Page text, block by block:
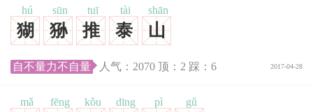
猢
hú
狲
sūn
推
tuī
泰
tài
山
shān
2017-04-28
自不量力不自量 人气： 2070 顶： 2 踩： 6
mǎ fēng kǒu dīng pì gǔ